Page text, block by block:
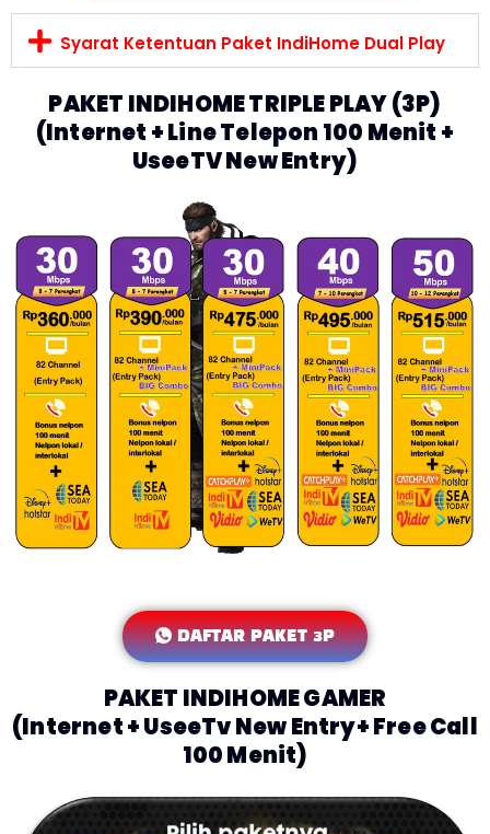
Syarat Ketentuan Paket IndiHome Dual Play
PAKET INDIHOME TRIPLE PLAY (3P)
(Internet + Line Telepon 100 Menit +
UseeTV New Entry)
DAFTAR PAKET 3P
PAKET INDIHOME GAMER
(Internet + UseeTv New Entry+ Free Call
100 Menit)